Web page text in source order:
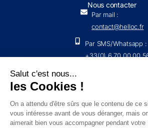
Nous contacter
Par mail :
contact@helloc.fr
Par SMS/Whatsapp :
+33(0) 6 70 00 00
Par voie postale : 254 Rue
Nous écrire